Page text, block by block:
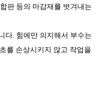
판 등의 마감재를 벗겨내는
다. 힘에만 의지해서 부수는
를 손상시키지 않고 작업을